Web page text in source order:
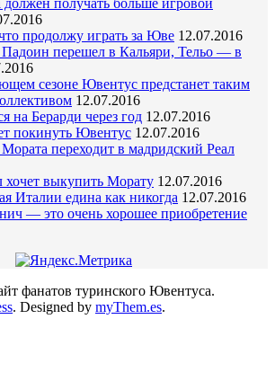
продолжу играть за Юве 12.07.2016
перешел в Кальяри, Тельо — в
сезоне Ювентус предстанет таким
12.07.2016
на Берарди через год 12.07.2016
покинуть Ювентус 12.07.2016
переходит в мадридский Реал
хочет выкупить Морату 12.07.2016
Италии едина как никогда 12.07.2016
— это очень хорошее приобретение
фанатов туринского Ювентуса.
. Designed by myThem.es.